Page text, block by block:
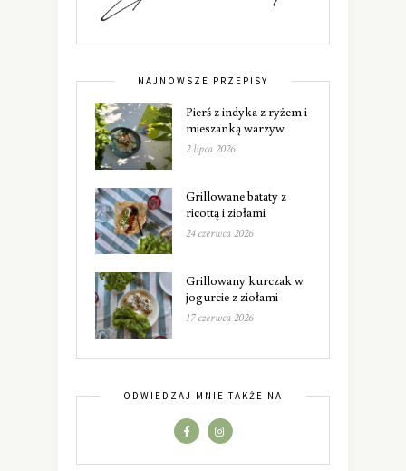
NAJNOWSZE PRZEPISY
Pierś z indyka z ryżem i
mieszanką warzyw
2 lipca 2026
Grillowane bataty z
ricottą i ziołami
24 czerwca 2026
Grillowany kurczak w
jogurcie z ziołami
17 czerwca 2026
ODWIEDZAJ MNIE TAKŻE NA